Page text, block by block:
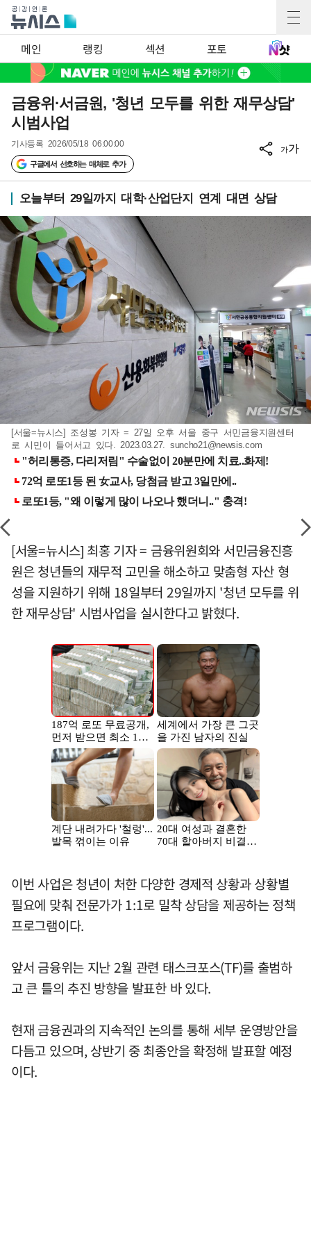
메인 랭킹 섹션 포토
금융위·서금원, '청년 모두를 위한 재무상담'
시범사업
기사등록 2026/05/18 06:00:00
구글에서 선호하는 매체로 추가
가가
오늘부터 29일까지 대학·산업단지 연계 대면 상담
[서울=뉴시스] 조성봉 기자 = 27일 오후 서울 중구 서민금융지원센터
로 시민이 들어서고 있다. 2023.03.27. suncho21@newsis.com
[서울=뉴시스] 최홍 기자 = 금융위원회와 서민금융진흥
원은 청년들의 재무적 고민을 해소하고 맞춤형 자산 형
성을 지원하기 위해 18일부터 29일까지 '청년 모두를 위
한 재무상담' 시범사업을 실시한다고 밝혔다.
이번 사업은 청년이 처한 다양한 경제적 상황과 상황별
필요에 맞춰 전문가가 1:1로 밀착 상담을 제공하는 정책
프로그램이다.
앞서 금융위는 지난 2월 관련 태스크포스(TF)를 출범하
고 큰 틀의 추진 방향을 발표한 바 있다.
현재 금융권과의 지속적인 논의를 통해 세부 운영방안을
다듬고 있으며, 상반기 중 최종안을 확정해 발표할 예정
이다.